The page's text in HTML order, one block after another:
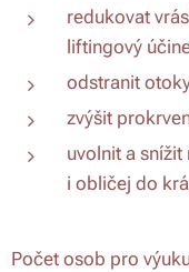
redukovat
liftingový
odstranit
zvýšit
uvolnit a
i obličej do
Počet osob pro